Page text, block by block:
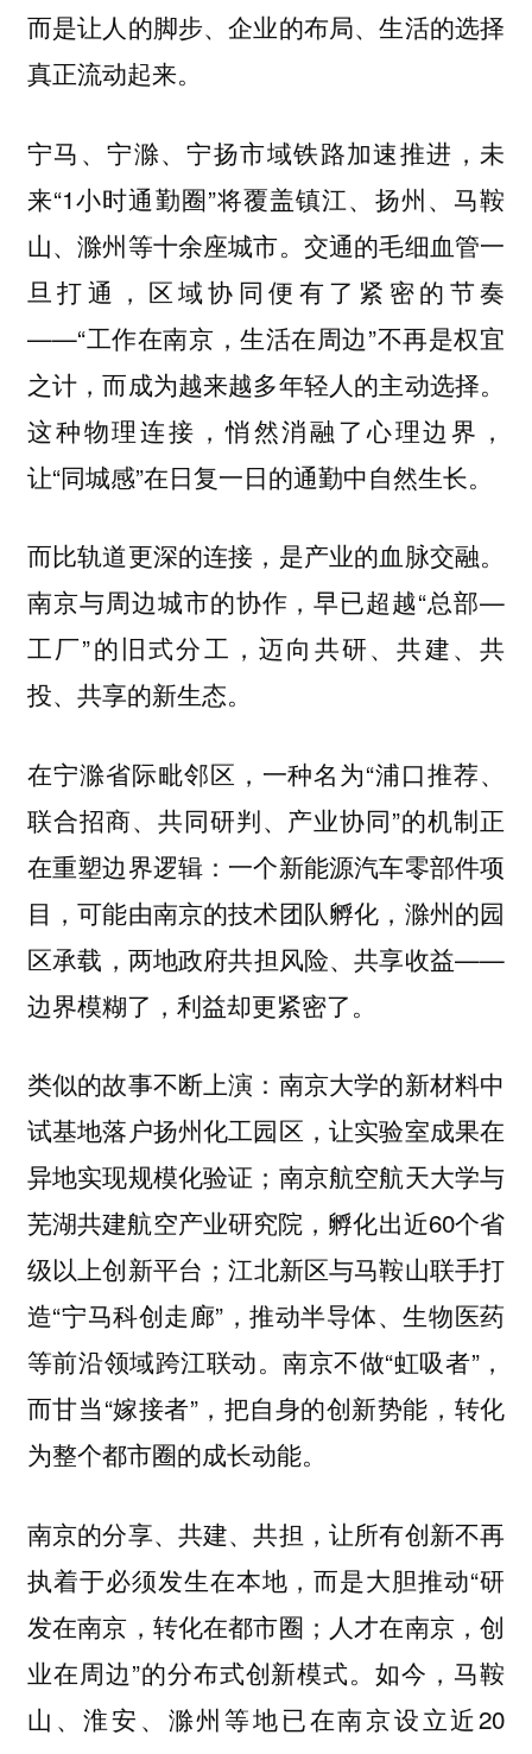
而是让人的脚步、企业的布局、生活的选择
真正流动起来。
宁马、宁滁、宁扬市域铁路加速推进，未
来“1小时通勤圈”将覆盖镇江、扬州、马鞍
山、滁州等十余座城市。交通的毛细血管一
旦打通，区域协同便有了紧密的节奏
——“工作在南京，生活在周边”不再是权宜
之计，而成为越来越多年轻人的主动选择。
这种物理连接，悄然消融了心理边界，
让“同城感”在日复一日的通勤中自然生长。
而比轨道更深的连接，是产业的血脉交融。
南京与周边城市的协作，早已超越“总部—
工厂”的旧式分工，迈向共研、共建、共
投、共享的新生态。
在宁滁省际毗邻区，一种名为“浦口推荐、
联合招商、共同研判、产业协同”的机制正
在重塑边界逻辑：一个新能源汽车零部件项
目，可能由南京的技术团队孵化，滁州的园
区承载，两地政府共担风险、共享收益——
边界模糊了，利益却更紧密了。
类似的故事不断上演：南京大学的新材料中
试基地落户扬州化工园区，让实验室成果在
异地实现规模化验证；南京航空航天大学与
芜湖共建航空产业研究院，孵化出近60个省
级以上创新平台；江北新区与马鞍山联手打
造“宁马科创走廊”，推动半导体、生物医药
等前沿领域跨江联动。南京不做“虹吸者”，
而甘当“嫁接者”，把自身的创新势能，转化
为整个都市圈的成长动能。
南京的分享、共建、共担，让所有创新不再
执着于必须发生在本地，而是大胆推动“研
发在南京，转化在都市圈；人才在南京，创
业在周边”的分布式创新模式。如今，马鞍
山、淮安、滁州等地已在南京设立近20